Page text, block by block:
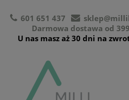
601 651 437
Darmowa dostawa od
U nas masz aż 30 dni na